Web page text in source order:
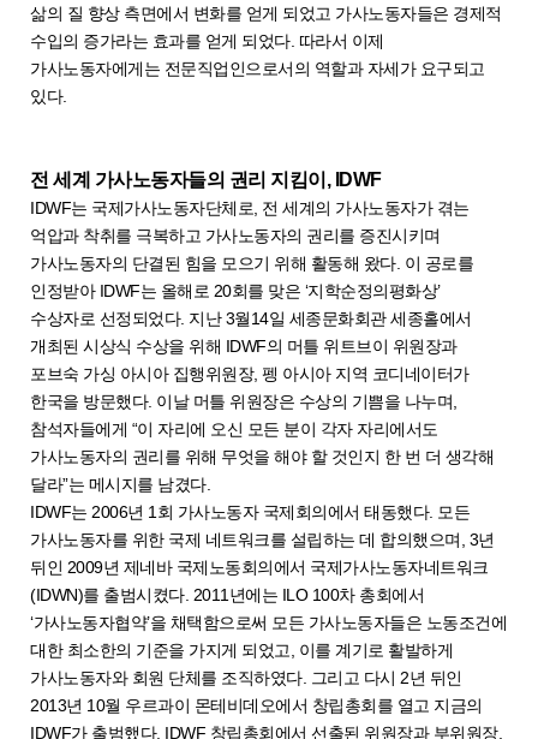
삶의 질 향상 측면에서 변화를 얻게 되었고 가사노동자들은 경제적
수입의 증가라는 효과를 얻게 되었다. 따라서 이제
가사노동자에게는 전문직업인으로서의 역할과 자세가 요구되고
있다.
전 세계 가사노동자들의 권리 지킴이, IDWF
IDWF는 국제가사노동자단체로, 전 세계의 가사노동자가 겪는
억압과 착취를 극복하고 가사노동자의 권리를 증진시키며
가사노동자의 단결된 힘을 모으기 위해 활동해 왔다. 이 공로를
인정받아 IDWF는 올해로 20회를 맞은 ‘지학순정의평화상’
수상자로 선정되었다. 지난 3월14일 세종문화회관 세종홀에서
개최된 시상식 수상을 위해 IDWF의 머틀 위트브이 위원장과
포브숙 가싱 아시아 집행위원장, 펭 아시아 지역 코디네이터가
한국을 방문했다. 이날 머틀 위원장은 수상의 기쁨을 나누며,
참석자들에게 “이 자리에 오신 모든 분이 각자 자리에서도
가사노동자의 권리를 위해 무엇을 해야 할 것인지 한 번 더 생각해
달라”는 메시지를 남겼다.
IDWF는 2006년 1회 가사노동자 국제회의에서 태동했다. 모든
가사노동자를 위한 국제 네트워크를 설립하는 데 합의했으며, 3년
뒤인 2009년 제네바 국제노동회의에서 국제가사노동자네트워크
(IDWN)를 출범시켰다. 2011년에는 ILO 100차 총회에서
‘가사노동자협약’을 채택함으로써 모든 가사노동자들은 노동조건에
대한 최소한의 기준을 가지게 되었고, 이를 계기로 활발하게
가사노동자와 회원 단체를 조직하였다. 그리고 다시 2년 뒤인
2013년 10월 우르과이 몬테비데오에서 창립총회를 열고 지금의
IDWF가 출범했다. IDWF 창립총회에서 선출된 위원장과 부위원장,